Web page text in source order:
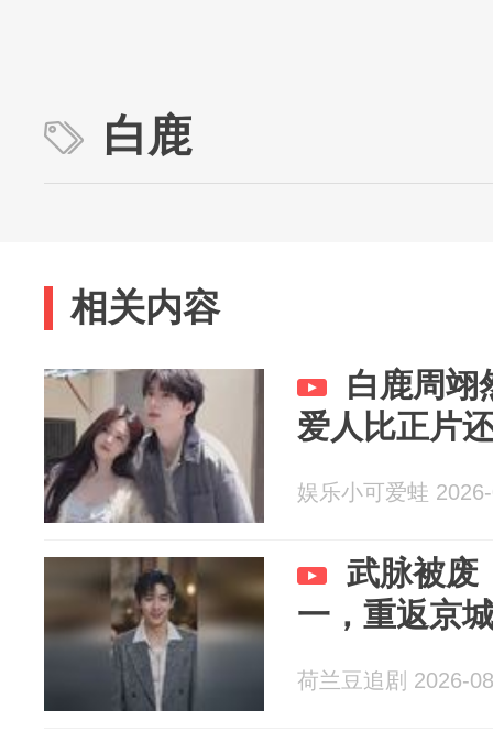
白鹿
相关内容
白鹿周翊
爱人比正片
娱乐小可爱蛙
武脉被废
一，重返京
荷兰豆追剧 2026-